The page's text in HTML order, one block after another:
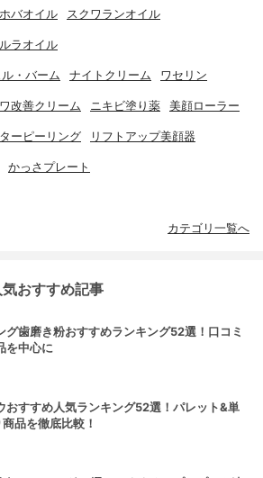
バオイル スクワランオイル
ラオイル
・バーム ナイトクリーム ワセリン
改善クリーム ニキビ塗り薬 美顔ローラー
ーピーリング リフトアップ美顔器
かっさプレート
カテゴリ一覧へ
おすすめ記事
グ歯磨き粉おすすめランキング52選！口コミ
を中心に
おすすめ人気ランキング52選！パレット&単
品を徹底比較！